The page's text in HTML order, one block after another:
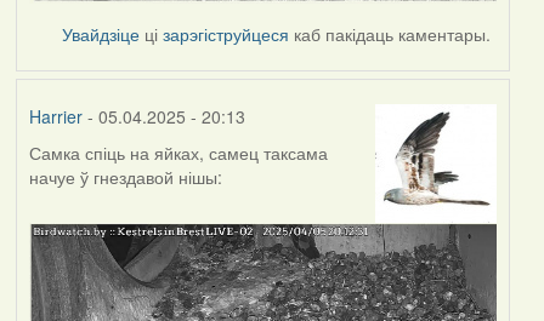
Увайдзіце цізарэгіструйцеся каб пакідаць каментары.
Harrier- 05.04.2025 - 20:13
Самка спіць на яйках, самец таксама
начуе ў гнездавой нішы: